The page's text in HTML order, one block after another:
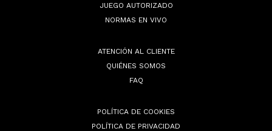
JUEGO AUTORIZADO
NORMAS EN VIVO
ATENCIÓN AL CLIENTE
QUIÉNES SOMOS
FAQ
POLÍTICA DE COOKIES
POLÍTICA DE PRIVACIDAD